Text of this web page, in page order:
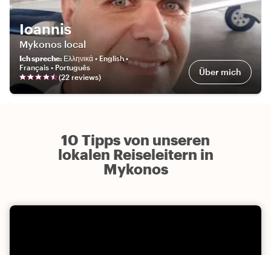
Ioannis
Mykonos local
Ich spreche: Ελληνικά • English •
Français • Português
(22 reviews) Über mich
10 Tipps von unseren
lokalen Reiseleitern in
Mykonos